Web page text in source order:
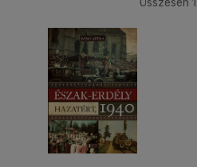
40 db / oldal
Összesen